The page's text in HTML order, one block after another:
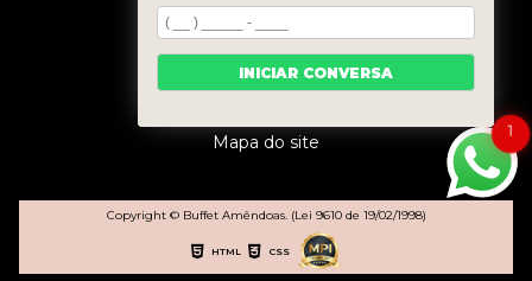
Eventos
Gastronomia
Contato
Mapa do site
Copyright © Buffet Amêndoas. (Lei 9610 de 19/02/1998)
HTML CSS
1
INICIAR CONVERSA